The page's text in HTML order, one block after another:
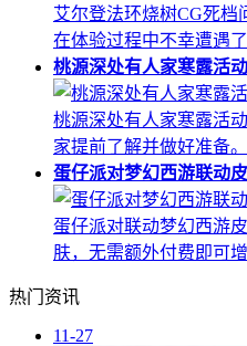
艾尔登法环烧树CG死
在体验过程中不幸遭遇
桃源深处有人家寒露活
桃源深处有人家寒露活
家提前了解并做好准备
蛋仔派对梦幻西游联动
蛋仔派对联动梦幻西游
肤，无需额外付费即可
热门资讯
11-27